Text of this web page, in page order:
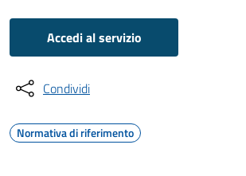
Accedi al servizio
Condividi
Normativa di riferimento